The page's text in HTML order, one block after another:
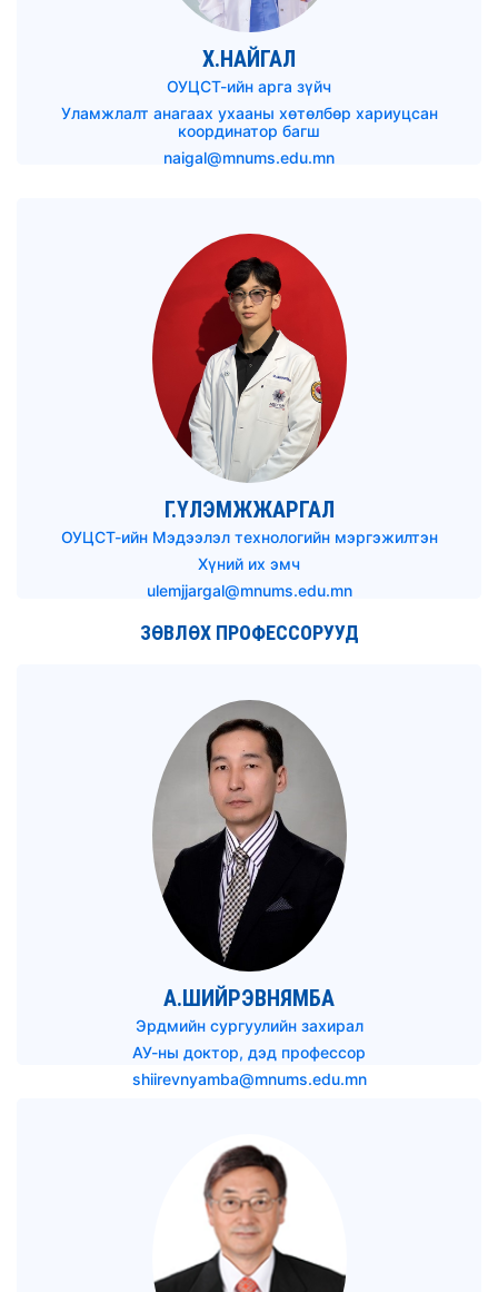
Х.НАЙГАЛ
ОУЦСТ-ийн арга зүйч
Уламжлалт анагаах ухааны хөтөлбөр хариуцсан
координатор багш
naigal@mnums.edu.mn
Г.ҮЛЭМЖЖАРГАЛ
ОУЦСТ-ийн Мэдээлэл технологийн мэргэжилтэн
Хүний их эмч
ulemjjargal@mnums.edu.mn
ЗӨВЛӨХ ПРОФЕССОРУУД
А.ШИЙРЭВНЯМБА
Эрдмийн сургуулийн захирал
АУ-ны доктор, дэд профессор
shiirevnyamba@mnums.edu.mn